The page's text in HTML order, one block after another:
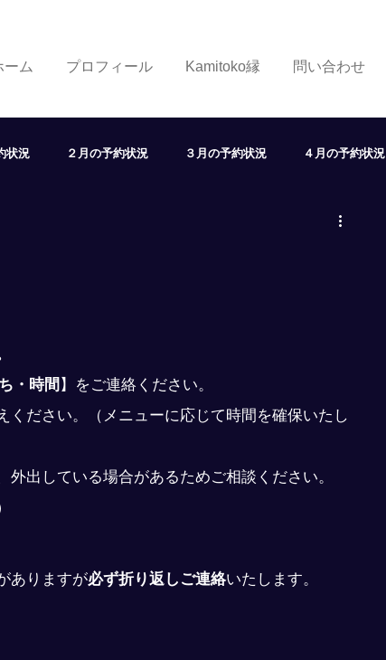
ーム プロフィール Kamitoko縁 問い合わせ
状況 ２月の予約状況 ３月の予約状況 ４月の予約状況
・時間 】
をご連絡ください。
ください。（メニューに応じて時間を確保いたし
外出している場合があるためご相談ください。
ありますが必ず折り返しご連絡いたします。